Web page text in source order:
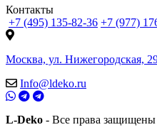
Контакты
+7 (495) 135-82-36 +7 (977)
Москва, ул. Нижегородская,
Info@ldeko.ru
L-Deko - Все права защищены